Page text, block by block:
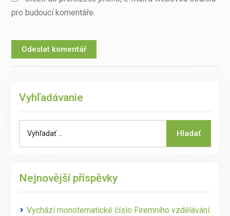
pro budoucí komentáře.
Vyhľadávanie
Hladať
Nejnovější příspěvky
Vychází monotematické číslo Firemního vzdělávání: